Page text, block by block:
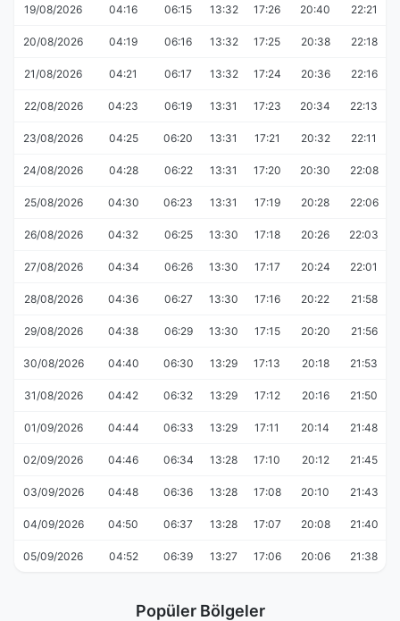
19/08/2026 04:16 06:15 13:32 17:26 20:40 22:21
20/08/2026 04:19 06:16 13:32 17:25 20:38 22:18
21/08/2026 04:21 06:17 13:32 17:24 20:36 22:16
22/08/2026 04:23 06:19 13:31 17:23 20:34 22:13
23/08/2026 04:25 06:20 13:31 17:21 20:32 22:11
24/08/2026 04:28 06:22 13:31 17:20 20:30 22:08
25/08/2026 04:30 06:23 13:31 17:19 20:28 22:06
26/08/2026 04:32 06:25 13:30 17:18 20:26 22:03
27/08/2026 04:34 06:26 13:30 17:17 20:24 22:01
28/08/2026 04:36 06:27 13:30 17:16 20:22 21:58
29/08/2026 04:38 06:29 13:30 17:15 20:20 21:56
30/08/2026 04:40 06:30 13:29 17:13 20:18 21:53
31/08/2026 04:42 06:32 13:29 17:12 20:16 21:50
01/09/2026 04:44 06:33 13:29 17:11 20:14 21:48
02/09/2026 04:46 06:34 13:28 17:10 20:12 21:45
03/09/2026 04:48 06:36 13:28 17:08 20:10 21:43
04/09/2026 04:50 06:37 13:28 17:07 20:08 21:40
05/09/2026 04:52 06:39 13:27 17:06 20:06 21:38
Popüler Bölgeler